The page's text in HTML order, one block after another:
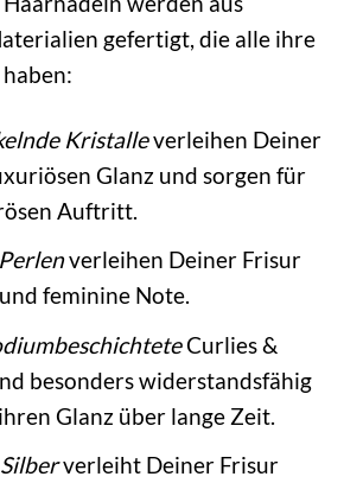
gefertigt, die alle ihre
Kristalleverleihen Deiner
Glanz und sorgen für
Auftritt.
verleihen Deiner Frisur
feminine Note.
Curlies &
besonders widerstandsfähig
Glanz über lange Zeit.
verleiht Deiner Frisur